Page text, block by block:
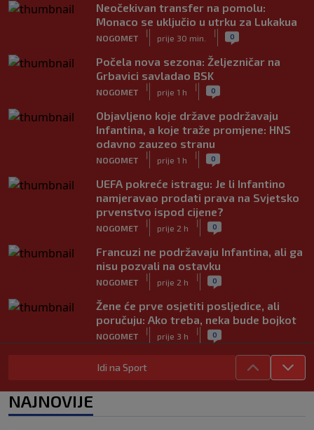
Neočekivan transfer na pomolu:
Monaco se uključio u utrku za Lukakua
NOGOMET
|
prije 30 min.
| 0
Počela nova sezona: Željezničar na
Grbavici savladao BSK
NOGOMET
|
prije 1 h
| 0
Objavljeno koje države podržavaju
Infantina, a koje traže promjene: HNS
odavno zauzeo stranu
NOGOMET
|
prije 1 h
| 0
UEFA pokreće istragu: Je li Infantino
namjeravao prodati prava na Svjetsko
prvenstvo ispod cijene?
NOGOMET
|
prije 2 h
| 0
Francuzi ne podržavaju Infantina, ali ga
nisu pozvali na ostavku
NOGOMET
|
prije 2 h
| 0
Žene će prve osjetiti posljedice, ali
poručuju: Ako treba, neka bude bojkot
NOGOMET
|
prije 3 h
| 0
Zvanično: Samed Baždar ima novi klub,
zadužio broj sa velikom "težinom"
NOGOMET prije 5 h
Idi na Sport
NAJNOVIJE